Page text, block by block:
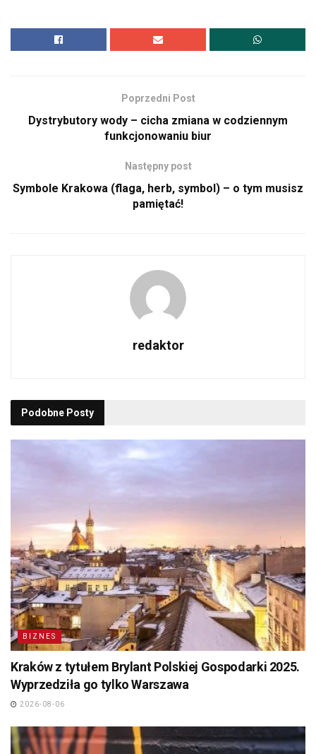
Poprzedni Post
Dystrybutory wody – cicha zmiana w codziennym
funkcjonowaniu biur
Następny post
Symbole Krakowa (flaga, herb, symbol) – o tym musisz
pamiętać!
redaktor
Podobne Posty
BIZNES
Kraków z tytułem Brylant Polskiej Gospodarki 2025.
Wyprzedziła go tylko Warszawa
2026-08-06